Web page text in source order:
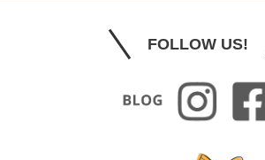
FOLLOW US!